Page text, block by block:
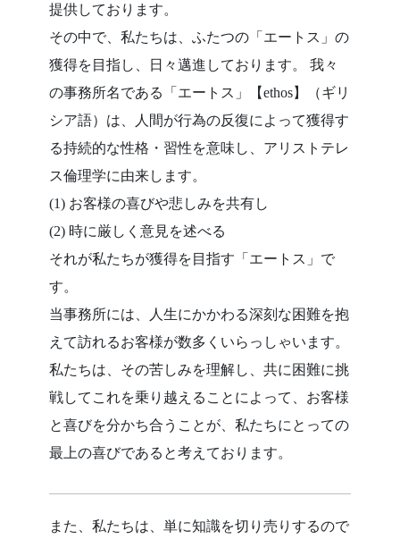
提供しております。
その中で、私たちは、ふたつの「エートス」の
獲得を目指し、日々邁進しております。 我々
の事務所名である「エートス」【ethos】（ギリ
シア語）は、人間が行為の反復によって獲得す
る持続的な性格・習性を意味し、アリストテレ
ス倫理学に由来します。
(1) お客様の喜びや悲しみを共有し
(2) 時に厳しく意見を述べる
それが私たちが獲得を目指す「エートス」で
す。
当事務所には、人生にかかわる深刻な困難を抱
えて訪れるお客様が数多くいらっしゃいます。
私たちは、その苦しみを理解し、共に困難に挑
戦してこれを乗り越えることによって、お客様
と喜びを分かち合うことが、私たちにとっての
最上の喜びであると考えております。
また、私たちは、単に知識を切り売りするので